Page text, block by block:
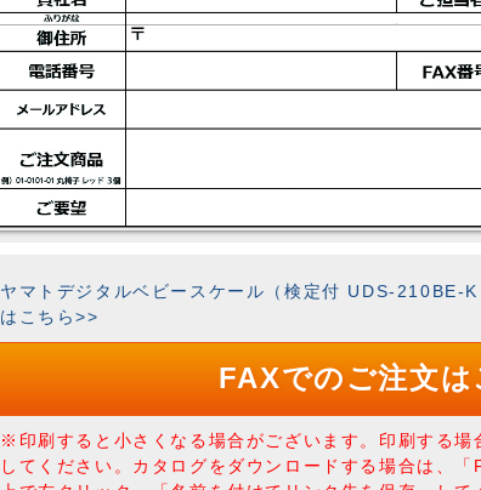
ヤマトデジタルベビースケール（検定付 UDS-210BE-
はこちら>>
FAXでのご注文は
※印刷すると小さくなる場合がございます。印刷する場
してください。カタログをダウンロードする場合は、